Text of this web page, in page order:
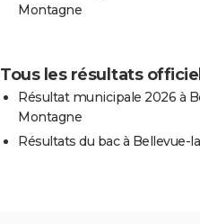
Montagne
Tous les résultats
Résultat municipale 2026 à
Montagne
Résultats du bac à Bellevue-